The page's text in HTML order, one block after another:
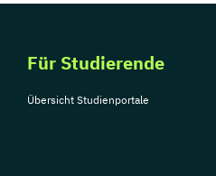
Für Studierende
Übersicht Studienportale